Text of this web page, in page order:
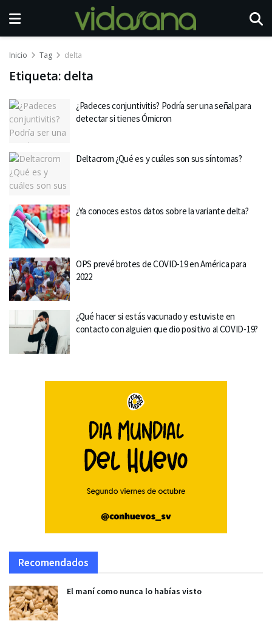
Inicio Tag delta
Etiqueta: delta
¿Padeces conjuntivitis? Podría ser una señal para
detectar si tienes Ómicron
Deltacrom ¿Qué es y cuáles son sus síntomas?
¿Ya conoces estos datos sobre la variante delta?
OPS prevé brotes de COVID-19 en América para
2022
¿Qué hacer si estás vacunado y estuviste en
contacto con alguien que dio positivo al COVID-19?
Recomendados
El maní como nunca lo habías visto